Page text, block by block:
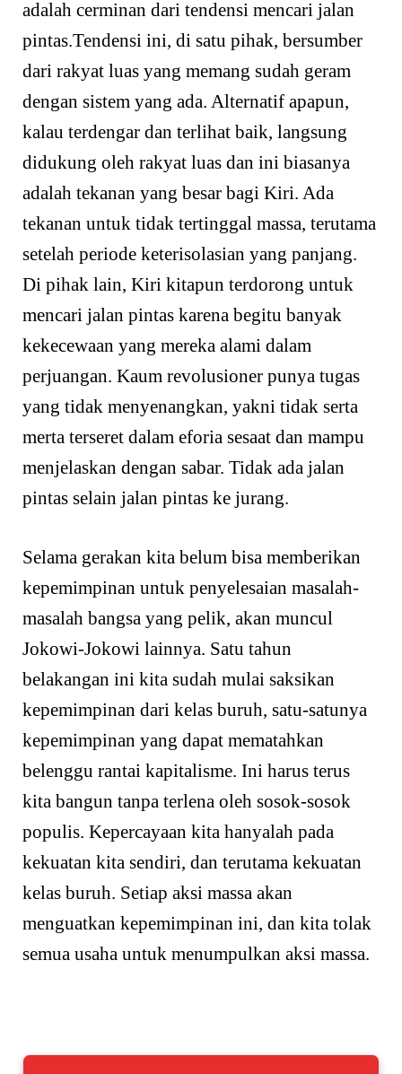
adalah cerminan dari tendensi mencari jalan
pintas.Tendensi ini, di satu pihak, bersumber
dari rakyat luas yang memang sudah geram
dengan sistem yang ada. Alternatif apapun,
kalau terdengar dan terlihat baik, langsung
didukung oleh rakyat luas dan ini biasanya
adalah tekanan yang besar bagi Kiri. Ada
tekanan untuk tidak tertinggal massa, terutama
setelah periode keterisolasian yang panjang.
Di pihak lain, Kiri kitapun terdorong untuk
mencari jalan pintas karena begitu banyak
kekecewaan yang mereka alami dalam
perjuangan. Kaum revolusioner punya tugas
yang tidak menyenangkan, yakni tidak serta
merta terseret dalam eforia sesaat dan mampu
menjelaskan dengan sabar. Tidak ada jalan
pintas selain jalan pintas ke jurang.
Selama gerakan kita belum bisa memberikan
kepemimpinan untuk penyelesaian masalah-
masalah bangsa yang pelik, akan muncul
Jokowi-Jokowi lainnya. Satu tahun
belakangan ini kita sudah mulai saksikan
kepemimpinan dari kelas buruh, satu-satunya
kepemimpinan yang dapat mematahkan
belenggu rantai kapitalisme. Ini harus terus
kita bangun tanpa terlena oleh sosok-sosok
populis. Kepercayaan kita hanyalah pada
kekuatan kita sendiri, dan terutama kekuatan
kelas buruh. Setiap aksi massa akan
menguatkan kepemimpinan ini, dan kita tolak
semua usaha untuk menumpulkan aksi massa.